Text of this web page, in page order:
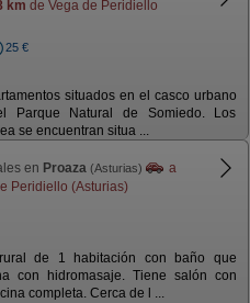
km de Vega de Peridiello
25 €
situados en el casco urbano
Natural de Somiedo. Los
se encuentran situa ...
en Proaza (Asturias)
a
Peridiello (Asturias)
de 1 habitación con baño que
con hidromasaje. Tiene salón con
completa. Cerca de l ...